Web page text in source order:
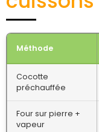
Méthode
Cocotte
préchauffée
Four sur pierre +
vapeur